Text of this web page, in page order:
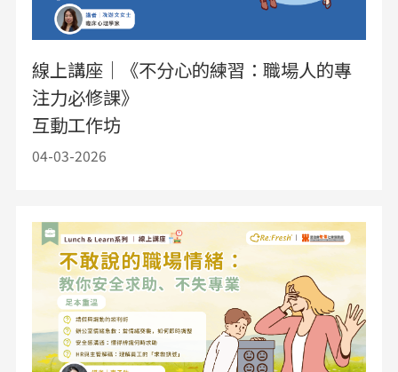
線上講座｜《不分心的練習：職場人的專
注力必修課》
互動工作坊
04-03-2026